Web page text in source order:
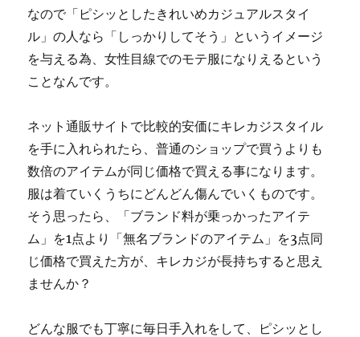
なので「ピシッとしたきれいめカジュアルスタイ
ル」の人なら「しっかりしてそう」というイメージ
を与える為、女性目線でのモテ服になりえるという
ことなんです。
ネット通販サイトで比較的安価にキレカジスタイル
を手に入れられたら、普通のショップで買うよりも
数倍のアイテムが同じ価格で買える事になります。
服は着ていくうちにどんどん傷んでいくものです。
そう思ったら、「ブランド料が乗っかったアイテ
ム」を1点より「無名ブランドのアイテム」を3点同
じ価格で買えた方が、キレカジが長持ちすると思え
ませんか？
どんな服でも丁寧に毎日手入れをして、ピシッとし